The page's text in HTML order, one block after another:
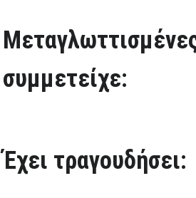
συμμετείχε:
Έχει τραγουδήσει: